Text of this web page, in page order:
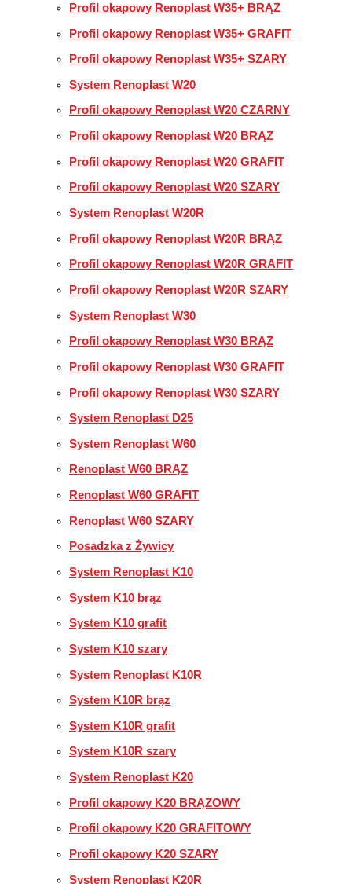
Profil okapowy Renoplast W35+ BRĄZ
Profil okapowy Renoplast W35+ GRAFIT
Profil okapowy Renoplast W35+ SZARY
System Renoplast W20
Profil okapowy Renoplast W20 CZARNY
Profil okapowy Renoplast W20 BRĄZ
Profil okapowy Renoplast W20 GRAFIT
Profil okapowy Renoplast W20 SZARY
System Renoplast W20R
Profil okapowy Renoplast W20R BRĄZ
Profil okapowy Renoplast W20R GRAFIT
Profil okapowy Renoplast W20R SZARY
System Renoplast W30
Profil okapowy Renoplast W30 BRĄZ
Profil okapowy Renoplast W30 GRAFIT
Profil okapowy Renoplast W30 SZARY
System Renoplast D25
System Renoplast W60
Renoplast W60 BRĄZ
Renoplast W60 GRAFIT
Renoplast W60 SZARY
Posadzka z Żywicy
System Renoplast K10
System K10 brąz
System K10 grafit
System K10 szary
System Renoplast K10R
System K10R brąz
System K10R grafit
System K10R szary
System Renoplast K20
Profil okapowy K20 BRĄZOWY
Profil okapowy K20 GRAFITOWY
Profil okapowy K20 SZARY
System Renoplast K20R